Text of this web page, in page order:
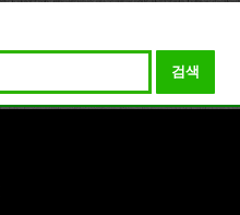
검색